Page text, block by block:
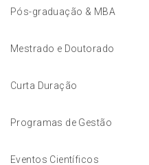
Pós-graduação & MBA
Mestrado e Doutorado
Curta Duração
Programas de Gestão
Eventos Científicos